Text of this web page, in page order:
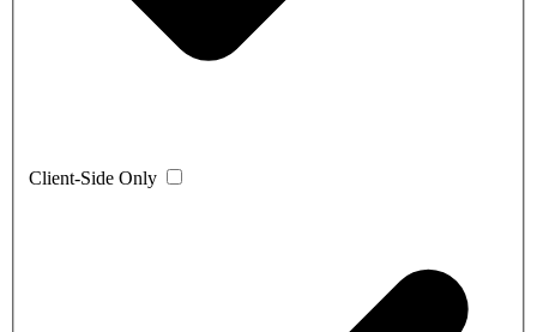
Client-Side Only